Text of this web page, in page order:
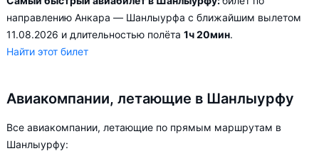
направлению Анкара — Шанлыурфа с ближайшим вылетом
11.08.2026 и длительностью полёта 1ч 20мин.
Найти этот билет
Авиакомпании, летающие в Шанлыурфу
Все авиакомпании, летающие по прямым маршрутам в
Шанлыурфу: